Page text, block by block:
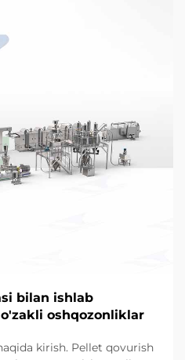
bilan ishlab
oshqozonliklar
kirish. Pellet qovurish